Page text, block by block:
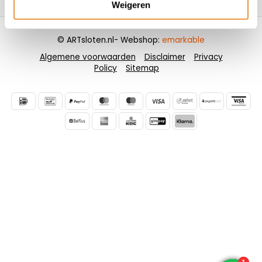
Weigeren
Algemene voorwaarden Disclaimer
Privacy
Policy
Sitemap
© ARTsloten.nl- Webshop: emarkable